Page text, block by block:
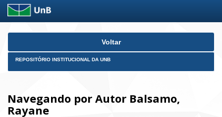
Skip
Voltar
REPOSITÓRIO INSTITUCIONAL DA UNB
Navegando por Autor Balsamo,
Rayane